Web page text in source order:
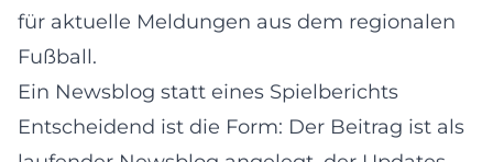
für aktuelle Meldungen aus dem regionalen
Fußball.
Ein Newsblog statt eines Spielberichts
Entscheidend ist die Form: Der Beitrag ist als